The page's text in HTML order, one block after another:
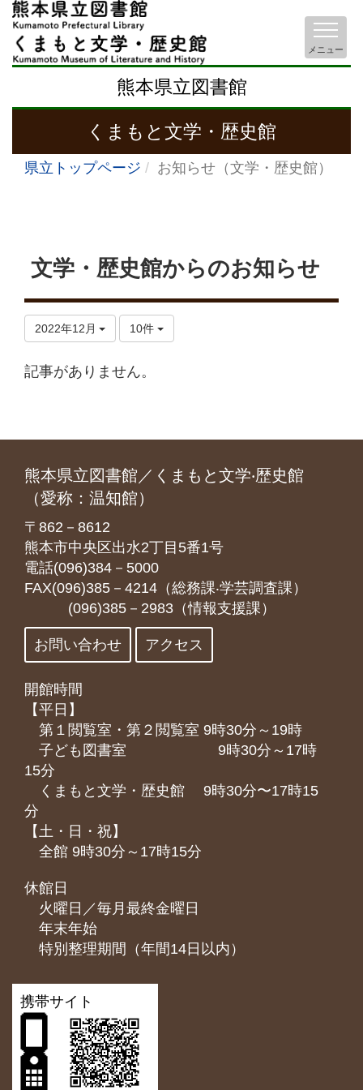
熊本県立図書館
くまもと文学・歴史館
メニュー
県立トップページ お知らせ（文学・歴史館）
文学・歴史館からのお知らせ
2022年12月 10件
記事がありません。
熊本県立図書館／くまもと文学‧歴史館
（愛称：温知館）
〒862－8612
熊本市中央区出水2丁目5番1号
電話(096)384－5000
FAX(096)385－4214（総務課‧学芸調査課）
(096)385－2983（情報支援課）
お問い合わせ アクセス
開館時間
【平日】
第１閲覧室・第２閲覧室 9時30分～19時
子ども図書室 9時30分～17時
15分
くまもと⽂学・歴史館 9時30分〜17時15
分
【土・日・祝】
全館 9時30分～17時15分
休館日
火曜日／毎月最終金曜日
年末年始
特別整理期間（年間14日以内）
携帯サイト